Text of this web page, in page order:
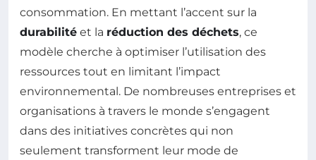
consommation. En mettant l’accent sur la
durabilité et la réduction des déchets, ce
modèle cherche à optimiser l’utilisation des
ressources tout en limitant l’impact
environnemental. De nombreuses entreprises et
organisations à travers le monde s’engagent
dans des initiatives concrètes qui non
seulement transforment leur mode de